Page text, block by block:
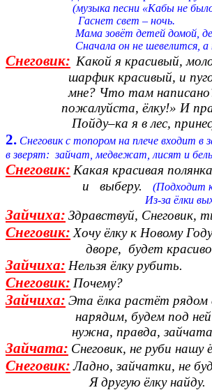
(музыка песни «Кабы не было
Гаснет свет – ночь.
Мама зовёт детей домой, дети
Сначала он не шевелится, а
Снеговик: Какой я красивый,
шарфик красивый, и
мне? Что там
пожалуйста, ёлку!» И
Пойду–ка я в лес, принесу
2. Снеговик с топором на плече
в зверят: зайчат, медвежат, лисят и
Снеговик: Какая красивая
и выберу.
(Подходит
Из-за ёлки выходит
Зайчиха: Здравствуй, Снеговик,
Снеговик: Хочу ёлку к Новому
дворе, будет
Зайчиха: Нельзя ёлку рубить.
Снеговик: Почему?
Зайчиха: Эта ёлка растёт
нарядим, будем под ней
нужна, правда,
Зайчата: Снеговик, не руби нашу
Снеговик: Ладно, зайчатки, не
Я другую ёлку найду.